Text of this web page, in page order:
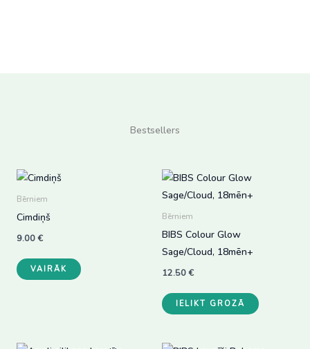
Bestsellers
Bērniem
Cimdiņš
9.00€
VAIRĀK
product
Bērniem
BIBS Colour Glow
Sage/Cloud, 18mēn+
12.50€
IELIKT GROZĀ